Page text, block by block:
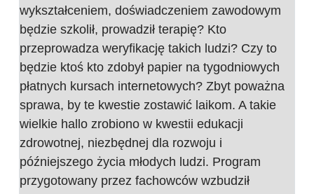
wykształceniem, doświadczeniem zawodowym
będzie szkolił, prowadził terapię? Kto
przeprowadza weryfikację takich ludzi? Czy to
będzie ktoś kto zdobył papier na tygodniowych
płatnych kursach internetowych? Zbyt poważna
sprawa, by te kwestie zostawić laikom. A takie
wielkie hallo zrobiono w kwestii edukacji
zdrowotnej, niezbędnej dla rozwoju i
późniejszego życia młodych ludzi. Program
przygotowany przez fachowców wzbudził